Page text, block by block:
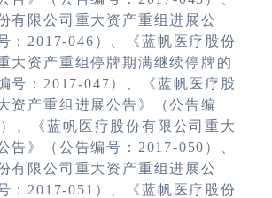
有限公司重大资产重组进展公
： 2017-046 ）、《蓝帆医疗股份
大资产重组停牌期满继续停牌的
号： 2017-047）、《蓝帆医疗股
资产重组进展公告》（公告编
）、《蓝帆医疗股份有限公司重大
告》（公告编号： 2017-050 ）、
有限公司重大资产重组进展公
： 2017-051 ）、《蓝帆医疗股份